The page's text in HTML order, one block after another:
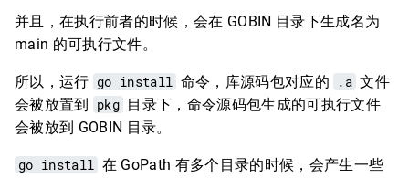
并且，在执行前者的时候，会在 GOBIN 目录下生成名为
main 的可执行文件。
所以，运行 go install 命令，库源码包对应的 .a 文件
会被放置到
pkg 目录下，命令源码包生成的可执行文件
会被放到 GOBIN 目录。
go install 在 GoPath 有多个目录的时候，会产生一些